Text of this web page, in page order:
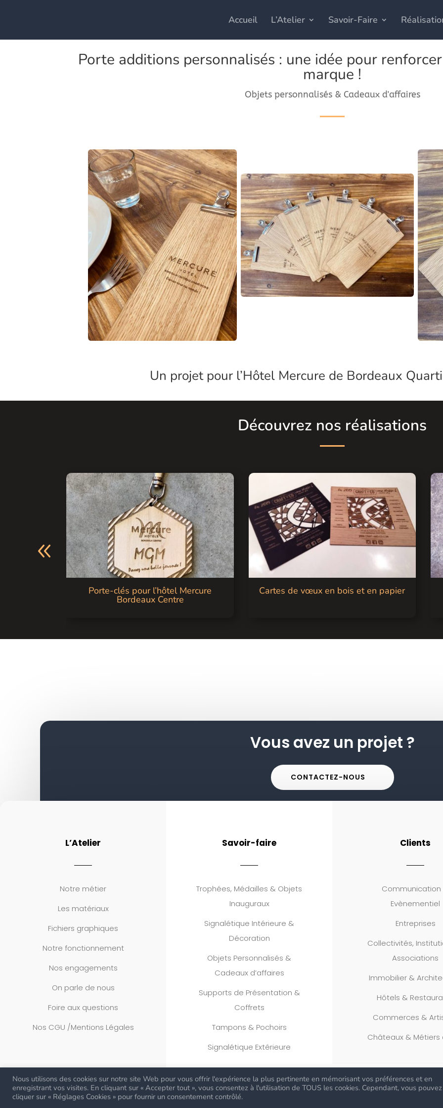
Accueil L’Atelier Savoir-Faire
Porte additions personnalisés : une idée pour
marque !
Objets personnalisés & Cadeaux d'affaires
Un projet pour l’Hôtel Mercure de Bordeaux
Découvrez nos réalisations
Porte-clés pour l’hôtel Mercure
Bordeaux Centre
Cartes de vœux en bois et en papier
Vous avez un projet ?
CONTACTEZ-NOUS
L’Atelier
Notre métier
Les matériaux
Fichiers graphiques
Notre fonctionnement
Nos engagements
On parle de nous
Foire aux questions
Nos CGU /Mentions Légales
Savoir-faire
Trophées, Médailles & Objets
Inauguraux
Signalétique Intérieure &
Décoration
Objets Personnalisés &
Cadeaux d’affaires
Supports de Présentation &
Coffrets
Tampons & Pochoirs
Signalétique Extérieure
Clients
Communication
Evènementiel
Entreprises
Collectivités,
Associations
Immobilier &
Hôtels &
Commerces &
Châteaux & Métiers
Nous utilisons des cookies sur notre site Web pour vous offrir l'expérience la plus pertinente en mémorisant vos préférences et en
enregistrant vos visites. En cliquant sur « Accepter tout », vous consentez à l'utilisation de TOUS les cookies. Cependant, vous pouvez
cliquer sur « Réglages Cookies » pour fournir un consentement contrôlé.